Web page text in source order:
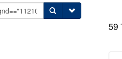
59